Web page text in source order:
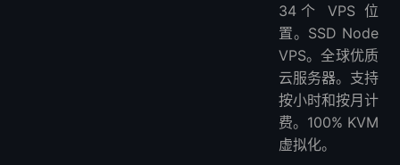
34个 VPS 位
置。SSD Node
VPS。全球优质
云服务器。支持
按小时和按月计
费。100% KVM
虚拟化。